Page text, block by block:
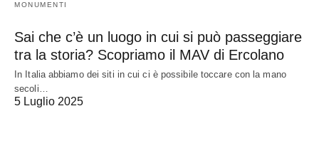
MONUMENTI
Sai che c’è un luogo in cui si può passeggiare
tra la storia? Scopriamo il MAV di Ercolano
In Italia abbiamo dei siti in cui ci è possibile toccare con la mano
secoli…
5 Luglio 2025